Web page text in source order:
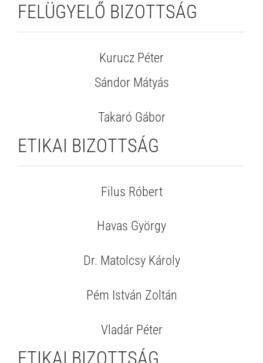
FELÜGYELŐ BIZOTTSÁG
Kurucz Péter
Sándor Mátyás
Takaró Gábor
ETIKAI BIZOTTSÁG
Filus Róbert
Havas György
Dr. Matolcsy Károly
Pém István Zoltán
Vladár Péter
ETIKAI BIZOTTSÁG